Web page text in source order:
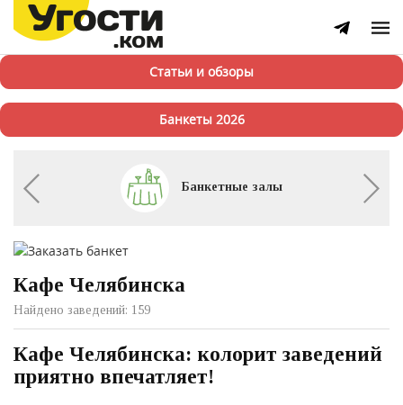
Статьи и обзоры
Банкеты 2026
Банкетные залы
Кафе Челябинска
Найдено заведений: 159
Кафе Челябинска: колорит заведений
приятно впечатляет!